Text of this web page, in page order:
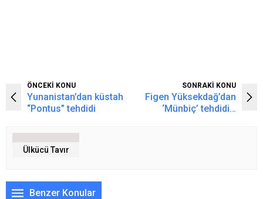
ÖNCEKİ KONU
Yunanistan’dan küstah
“Pontus” tehdidi
SONRAKİ KONU
Figen Yüksekdağ’dan
‘Münbiç’ tehdidi…
Ülkücü Tavır
Benzer Konular